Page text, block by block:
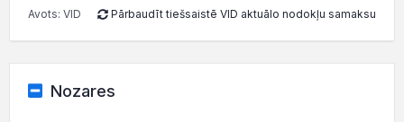
Avots: VID Pārbaudīt tiešsaistē VID aktuālo nodokļu samaksu
Nozares